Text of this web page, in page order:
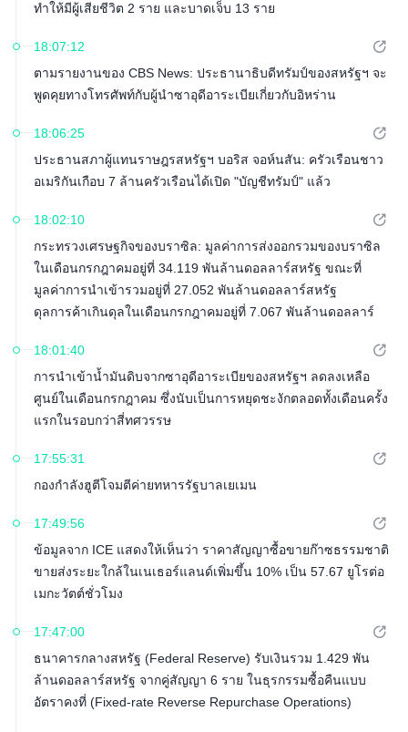
ทำให้มีผู้เสียชีวิต 2 ราย และบาดเจ็บ 13 ราย
18:07:12
ตามรายงานของ CBS News: ประธานาธิบดีทรัมป์ของสหรัฐฯ จะ
พูดคุยทางโทรศัพท์กับผู้นำซาอุดีอาระเบียเกี่ยวกับอิหร่าน
18:06:25
ประธานสภาผู้แทนราษฎรสหรัฐฯ บอริส จอห์นสัน: ครัวเรือนชาว
อเมริกันเกือบ 7 ล้านครัวเรือนได้เปิด "บัญชีทรัมป์" แล้ว
18:02:10
กระทรวงเศรษฐกิจของบราซิล: มูลค่าการส่งออกรวมของบราซิล
ในเดือนกรกฎาคมอยู่ที่ 34.119 พันล้านดอลลาร์สหรัฐ ขณะที่
มูลค่าการนำเข้ารวมอยู่ที่ 27.052 พันล้านดอลลาร์สหรัฐ
ดุลการค้าเกินดุลในเดือนกรกฎาคมอยู่ที่ 7.067 พันล้านดอลลาร์
18:01:40
การนำเข้าน้ำมันดิบจากซาอุดีอาระเบียของสหรัฐฯ ลดลงเหลือ
ศูนย์ในเดือนกรกฎาคม ซึ่งนับเป็นการหยุดชะงักตลอดทั้งเดือนครั้ง
แรกในรอบกว่าสี่ทศวรรษ
17:55:31
กองกำลังฮูตีโจมตีค่ายทหารรัฐบาลเยเมน
17:49:56
ข้อมูลจาก ICE แสดงให้เห็นว่า ราคาสัญญาซื้อขายก๊าซธรรมชาติ
ขายส่งระยะใกล้ในเนเธอร์แลนด์เพิ่มขึ้น 10% เป็น 57.67 ยูโรต่อ
เมกะวัตต์ชั่วโมง
17:47:00
ธนาคารกลางสหรัฐ (Federal Reserve) รับเงินรวม 1.429 พัน
ล้านดอลลาร์สหรัฐ จากคู่สัญญา 6 ราย ในธุรกรรมซื้อคืนแบบ
อัตราคงที่ (Fixed-rate Reverse Repurchase Operations)